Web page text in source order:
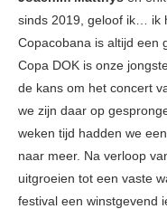
sinds 2019, geloof ik… ik
Copacobana is altijd een
Copa DOK is onze
de kans om het concert
we zijn daar op
weken tijd hadden we
naar meer. Na verloop
uitgroeien tot een vaste
festival een winstgevend